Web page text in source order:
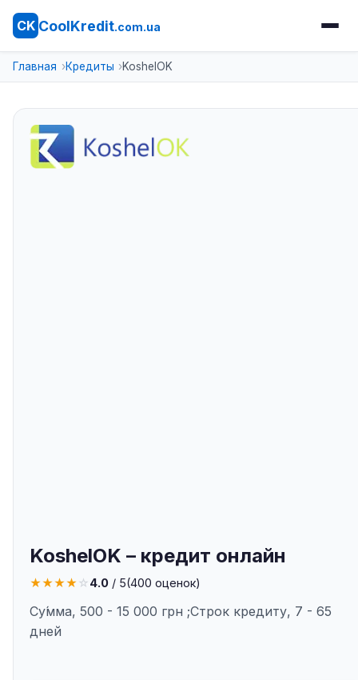
CK CoolKredit.com.ua
Главная Кредиты KoshelOK
KoshelOK – кредит онлайн
★★★★☆4.0 / 5(400 оценок)
Су́мма, 500 - 15 000 грн ;Строк кредиту, 7 - 65
дней